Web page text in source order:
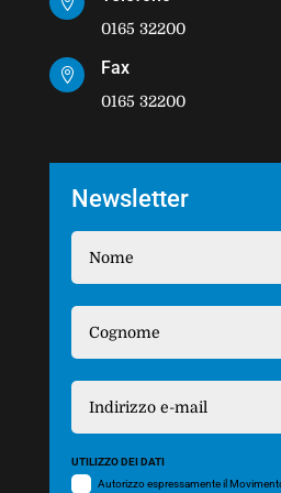
0165 32200
 Fax
0165 32200
Newsletter
UTILIZZO DEI DATI
Autorizzo espressamente il